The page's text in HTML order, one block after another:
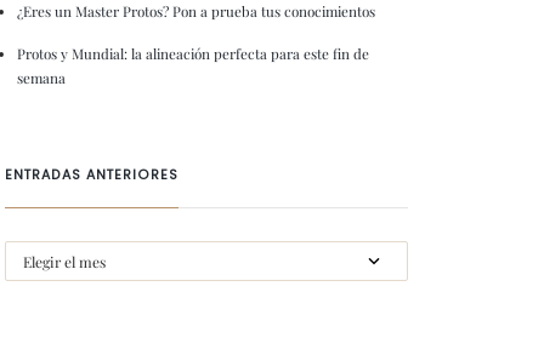
¿Eres un Master Protos? Pon a prueba tus conocimientos
Protos y Mundial: la alineación perfecta para este fin de
semana
ENTRADAS ANTERIORES